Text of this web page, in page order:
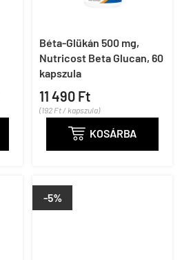
Béta-Glükán 500 mg,
Nutricost Beta Glucan, 60
kapszula
11 490 Ft
(192 Ft / kapszula)
 KOSÁRBA
-5%